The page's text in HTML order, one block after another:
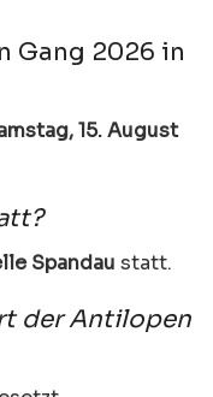
Gang 2026 in
15. August
Spandau statt.
der Antilopen